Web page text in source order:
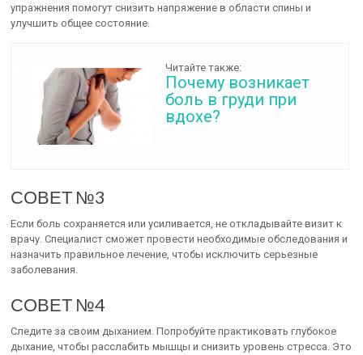
упражнения помогут снизить напряжение в области спины и
улучшить общее состояние.
Читайте также:
Почему возникает
боль в груди при
вдохе?
СОВЕТ №3
Если боль сохраняется или усиливается, не откладывайте визит к
врачу. Специалист сможет провести необходимые обследования и
назначить правильное лечение, чтобы исключить серьезные
заболевания.
СОВЕТ №4
Следите за своим дыханием. Попробуйте практиковать глубокое
дыхание, чтобы расслабить мышцы и снизить уровень стресса. Это